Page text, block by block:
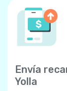
Envía
Yolla